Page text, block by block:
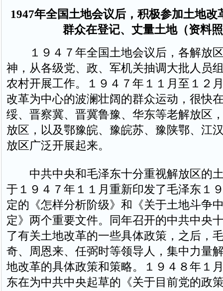
1947年全国土地会议后，积极参加土地改
群众在登记、丈量土地（资料
１９４７年全国土地会议后，各解放
神，从各级党、政、军机关抽调大批人员
农村开展工作。１９４７年１１月至１２
改革为中心的波澜壮阔的群众运动，很快
绥、晋察冀、晋冀鲁豫、华东等老解放区
放区，以及鄂豫皖、豫皖苏、豫陕鄂、江
放区广泛开展起来。
中共中央和毛泽东十分重视解放区的
于１９４７年１１月重新印发了毛泽东１
定的《怎样分析阶级》和《关于土地斗争
定》两个重要文件。同年召开的中共中央
了有关土地改革的一些具体政策，之后，
奇、周恩来、任弼时等领导人，集中力量
地改革的具体政策和策略。１９４８年１
东在为中共中央起草的《关于目前党的政